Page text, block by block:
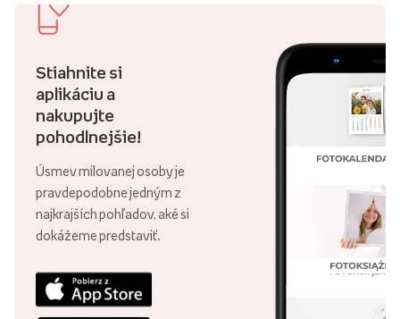
Stiahnite si
aplikáciu a
nakupujte
pohodlnejšie!
Úsmev milovanej osoby je
pravdepodobne jedným z
najkrajších pohľadov, aké si
dokážeme predstaviť.